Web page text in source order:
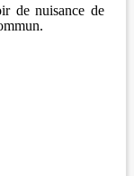
de nuisance de